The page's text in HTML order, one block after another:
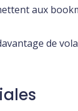
aux
de